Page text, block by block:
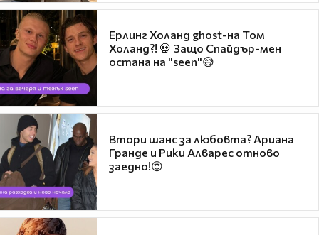
Ерлинг Холанд ghost-на Том
Холанд?! 💀 Защо Спайдър-мен
остана на "seen"😅
Втори шанс за любовта? Ариана
Гранде и Рики Алварес отново
заедно!😍